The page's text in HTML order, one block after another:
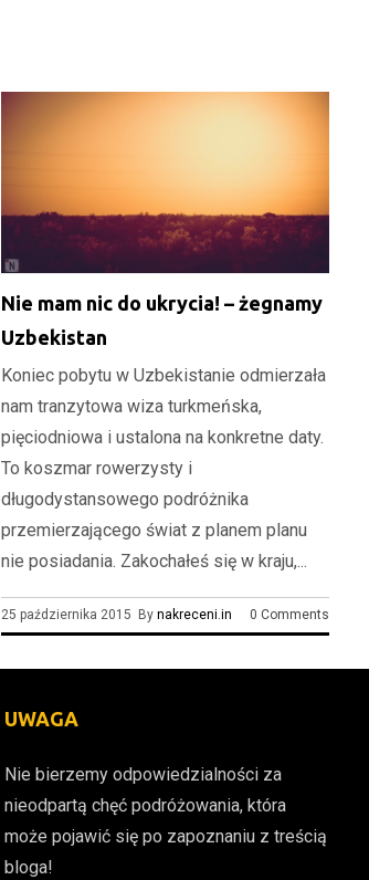
Nie mam nic do ukrycia! – żegnamy
Uzbekistan
Koniec pobytu w Uzbekistanie odmierzała
nam tranzytowa wiza turkmeńska,
pięciodniowa i ustalona na konkretne daty.
To koszmar rowerzysty i
długodystansowego podróżnika
przemierzającego świat z planem planu
nie posiadania. Zakochałeś się w kraju,...
25 października 2015 By nakreceni.in 0 Comments
UWAGA
Nie bierzemy odpowiedzialności za
nieodpartą chęć podróżowania, która
może pojawić się po zapoznaniu z treścią
bloga!